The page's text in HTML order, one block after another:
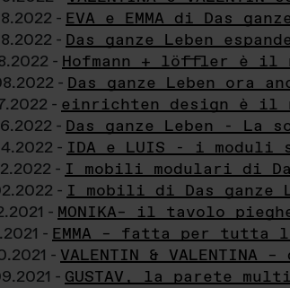
- EVA e EMMA di Das
- Das ganze Leben
- Hofmann + löffler è il
- Das ganze Leben ora
- einrichten design è il
- Das ganze Leben - La
- IDA e LUIS - i moduli
- I mobili modulari di
- I mobili di Das ganze
- MONIKA– il tavolo
- EMMA – fatta per tutta
- VALENTIN &
- GUSTAV, la parete